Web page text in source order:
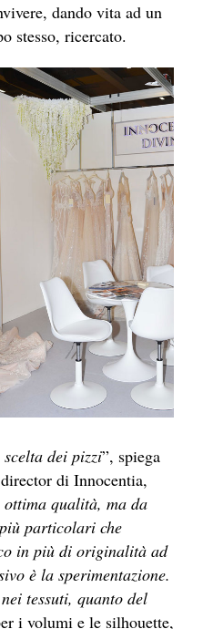
dando vita ad un
stesso, ricercato.
dei pizzi”, spiega
di Innocentia,
ottima qualità, ma da
particolari che
in più di originalità ad
è la sperimentazione.
tessuti, quanto del
i volumi e le silhouette,